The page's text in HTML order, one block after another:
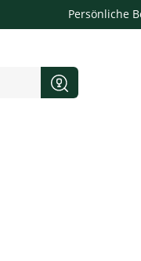
Persönliche